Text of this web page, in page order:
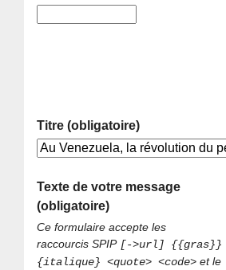
Titre (obligatoire)
Texte de votre message
(obligatoire)
Ce formulaire accepte les
raccourcis SPIP [->url] {{gras}}
{italique} <quote> <code> et le